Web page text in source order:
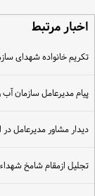
اخبار مرتبط
تکریم خانواده شهدای
پیام مدیرعامل سازمان آب
دیدار مشاور مدیرعامل در
تجلیل ازمقام شامخ شهداء